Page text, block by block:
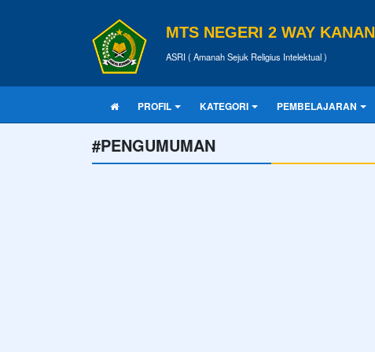
MTS NEGERI 2 WAY KANAN
ASRI ( Amanah Sejuk Religius Intelektual )
PROFIL KATEGORI PEMBELAJARAN
#PENGUMUMAN